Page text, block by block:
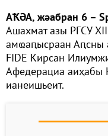
АҞӘА, жәабран 6 –
Ашахмат азы РГСУ
амҩаԥысраан Аԥсны
FIDE Кирсан
Афедерациа аиҳабы
ианеишьеит.